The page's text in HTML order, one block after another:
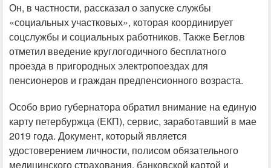
Он, в частности, рассказал о запуске службы
«социальных участковых», которая координирует
соцслужбы и социальных работников. Также Беглов
отметил введение круглогодичного бесплатного
проезда в пригородных электропоездах для
пенсионеров и граждан предпенсионного возраста.
Особо врио губернатора обратил внимание на единую
карту петербуржца (ЕКП), сервис, заработавший в мае
2019 года. Документ, который является
удостоверением личности, полисом обязательного
медицинского страхования, банковской картой и